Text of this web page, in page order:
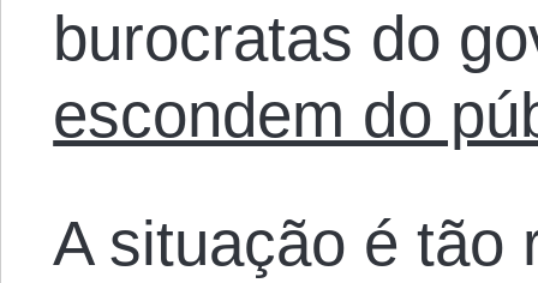
burocratas do
escondem do
A situação é tão